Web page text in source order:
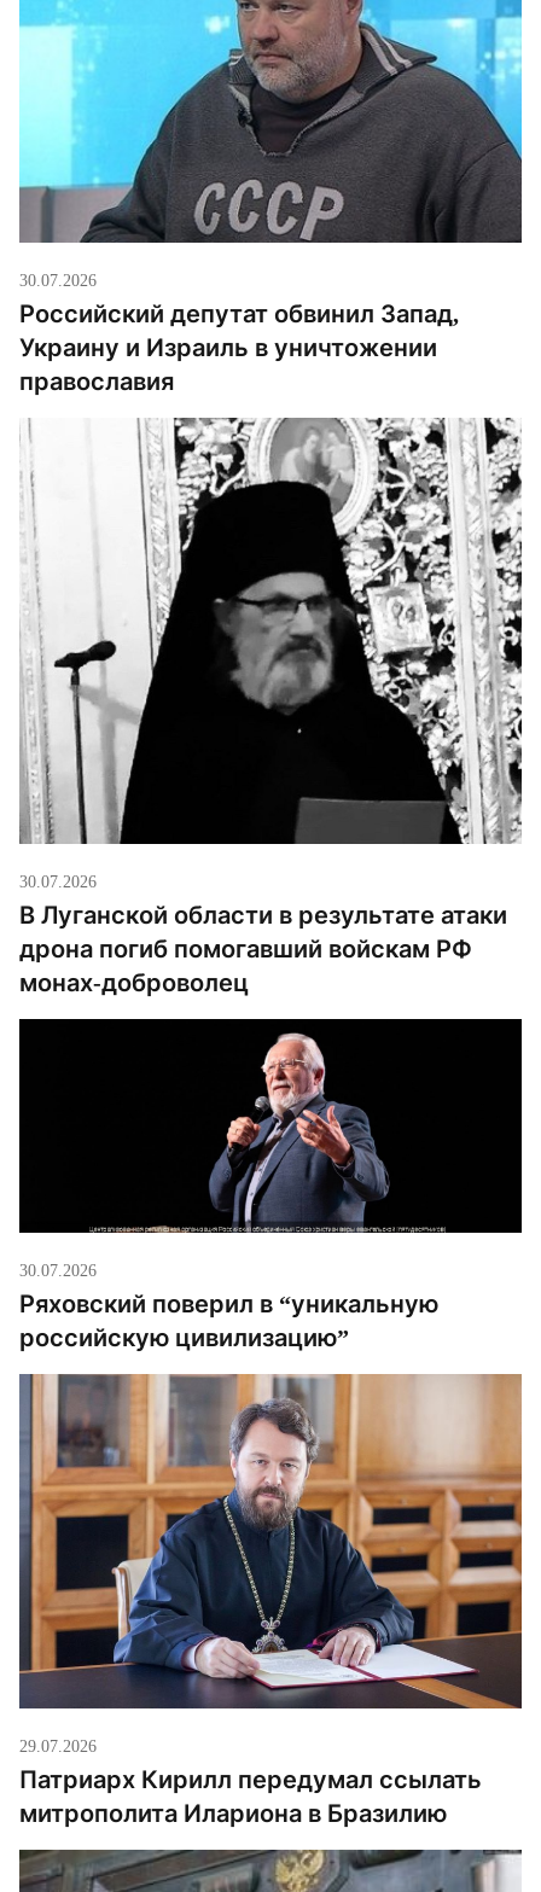
30.07.2026
Российский депутат обвинил Запад,
Украину и Израиль в уничтожении
православия
30.07.2026
В Луганской области в результате атаки
дрона погиб помогавший войскам РФ
монах-доброволец
30.07.2026
Ряховский поверил в “уникальную
российскую цивилизацию”
29.07.2026
Патриарх Кирилл передумал ссылать
митрополита Илариона в Бразилию